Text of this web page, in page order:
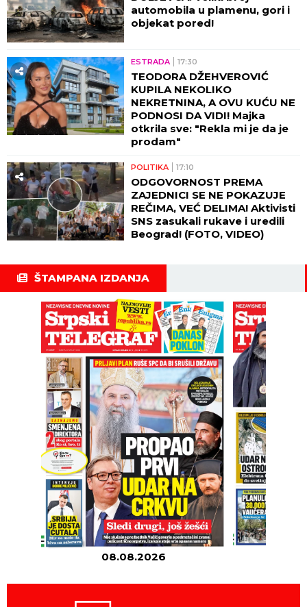
automobila u plamenu, gori i
objekat pored!
ESTRADA 17:30
TEODORA DŽEHVEROVIĆ
KUPILA NEKOLIKO
NEKRETNINA, A OVU KUĆU NE
PODNOSI DA VIDI! Majka
otkrila sve: "Rekla mi je da je
prodam"
POLITIKA 17:10
ODGOVORNOST PREMA
ZAJEDNICI SE NE POKAZUJE
REČIMA, VEĆ DELIMA! Aktivisti
SNS zasukali rukave i uredili
Beograd! (FOTO, VIDEO)
ŠTAMPANA IZDANJA
08.08.2026